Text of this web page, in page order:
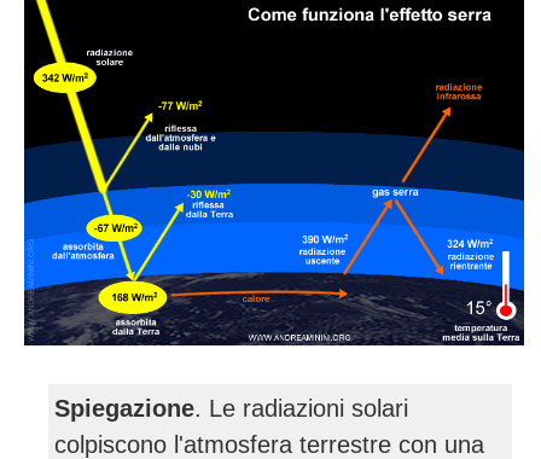
Spiegazione. Le radiazioni solari
colpiscono l'atmosfera terrestre con una